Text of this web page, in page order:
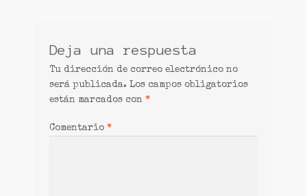
Aplique chica
Cesta de ganchillo.
Deja una respuesta
Tu dirección de correo electrónico no
será publicada. Los campos obligatorios
están marcados con *
Comentario *